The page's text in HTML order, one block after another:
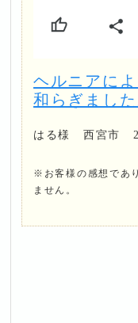
ヘルニアに
和らぎました
はる様 西宮市
※お客様の感想であ
ません。